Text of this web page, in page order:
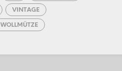
VINTAGE
WOLLMÜTZE